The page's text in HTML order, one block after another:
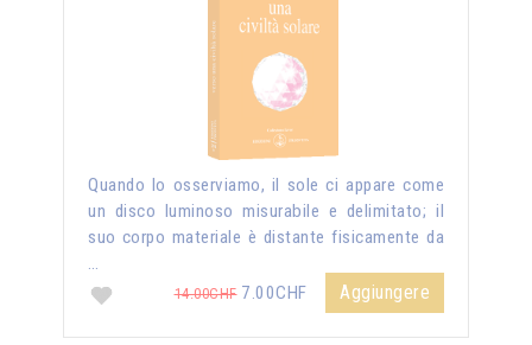
Quando lo osserviamo, il sole ci appare come
un disco luminoso misurabile e delimitato; il
suo corpo materiale è distante fisicamente da
…
14.00CHF7.00CHF Aggiungere